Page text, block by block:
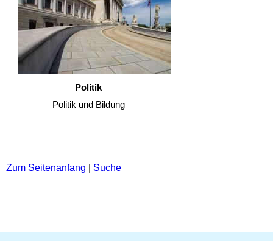
Politik
Politik und Bildung
Zum Seitenanfang Suche